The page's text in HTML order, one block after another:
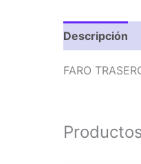
Descripción
FARO